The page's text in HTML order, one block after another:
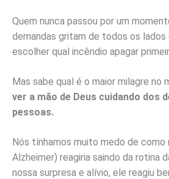
Quem nunca passou por um
demandas gritam de todos os
escolher qual incêndio apagar
Mas sabe qual é o maior milagre no
ver a mão de Deus cuidando dos
pessoas.
Nós tínhamos muito medo de como
Alzheimer) reagiria saindo da rotina
nossa surpresa e alívio, ele reagiu